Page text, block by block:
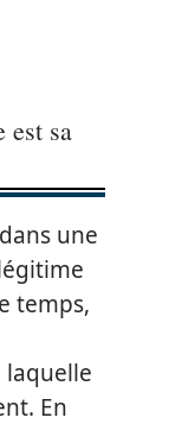
est sa
une
temps,
laquelle
En